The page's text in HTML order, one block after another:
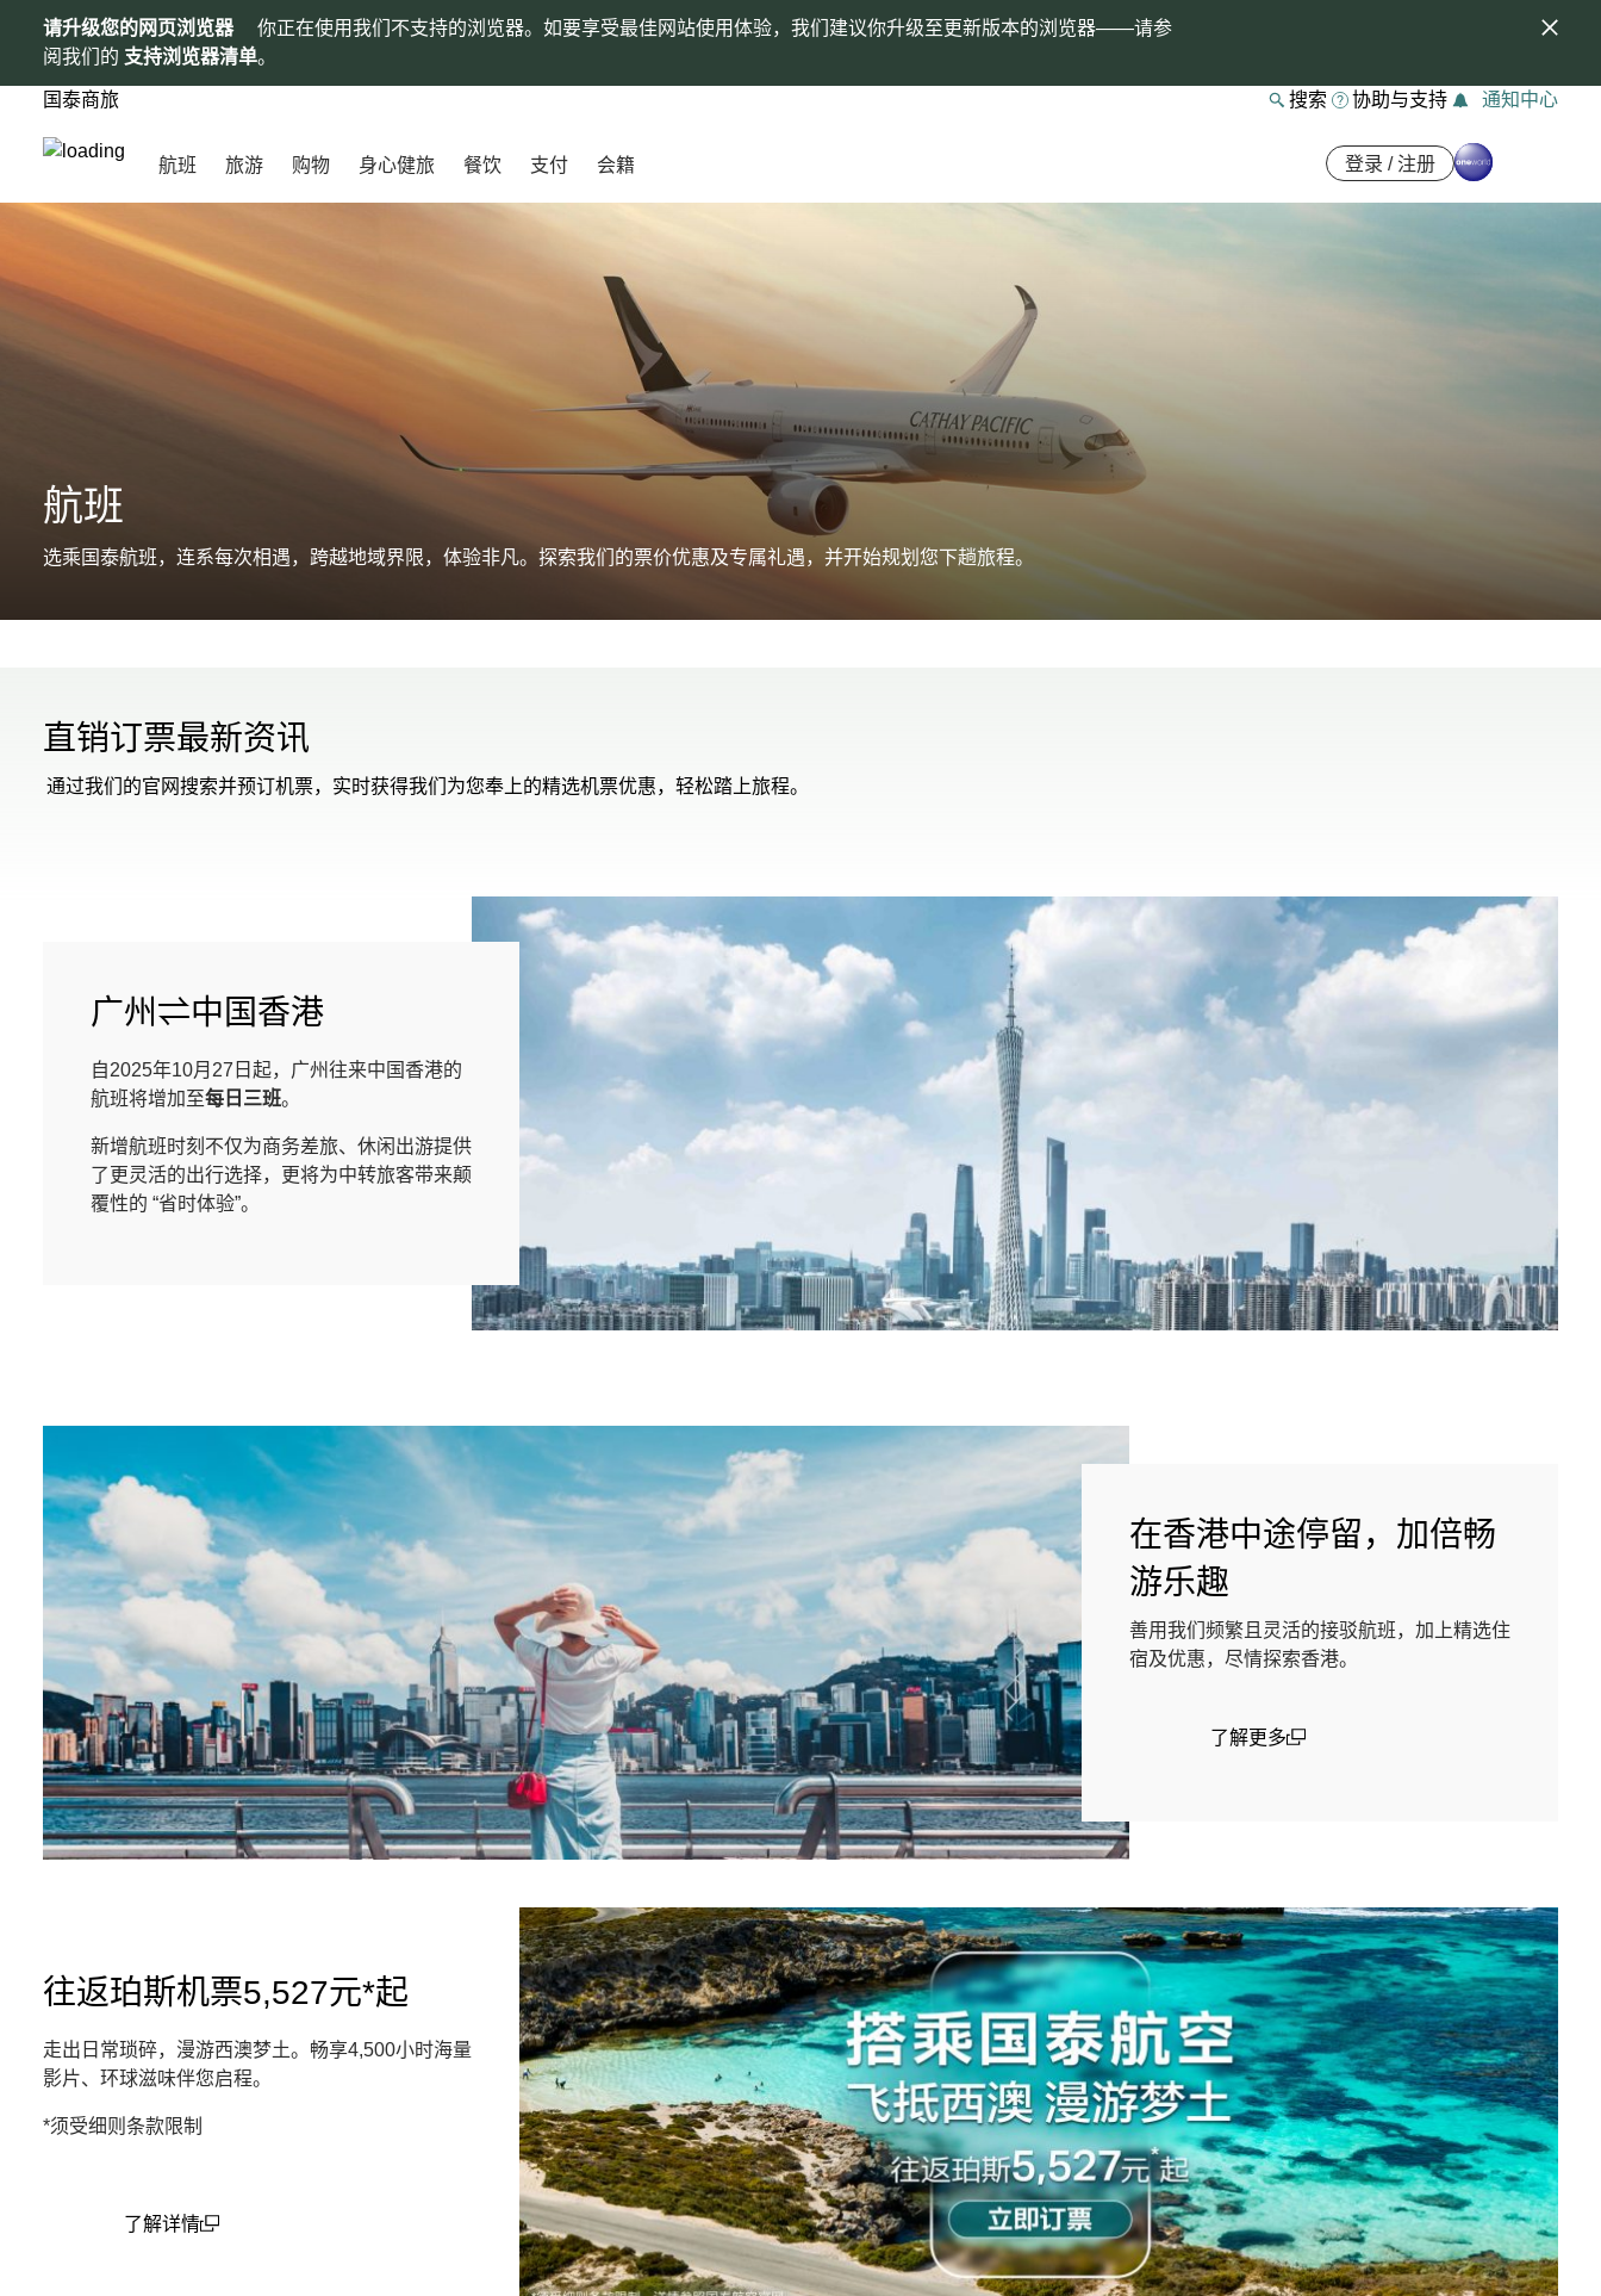
请升级您的网页浏览器
你正在使用我们不支持的浏览器。如要享受最佳网站使用体验，我们建议你升级至更新版本的浏览器——请参
阅我们的 支持浏览器清单。
国泰商旅 搜索 协助与支持 通知中心
航班 旅游 购物 身心健旅 餐饮 支付 会籍 登录 / 注册
航班
选乘国泰航班，连系每次相遇，跨越地域界限，体验非凡。探索我们的票价优惠及专属礼遇，并开始规划您下趟旅程。
直销订票最新资讯
通过我们的官网搜索并预订机票，实时获得我们为您奉上的精选机票优惠，轻松踏上旅程。
广州⇌中国香港
自2025年10月27日起，广州往来中国香港的
航班将增加至每日三班。
新增航班时刻不仅为商务差旅、休闲出游提供
了更灵活的出行选择，更将为中转旅客带来颠
覆性的 “省时体验”。
在香港中途停留，加倍畅
游乐趣
善用我们频繁且灵活的接驳航班，加上精选住
宿及优惠，尽情探索香港。
了解更多
往返珀斯机票5,527元*起
走出日常琐碎，漫游西澳梦土。畅享4,500小时海量
影片、环球滋味伴您启程。
*须受细则条款限制
了解详情